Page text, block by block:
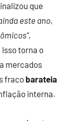
que
este ano,
,
torna o
mercados
fraco barateia
interna.